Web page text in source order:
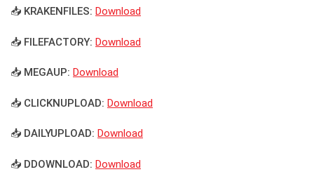
📥 KRAKENFILES: Download
📥 FILEFACTORY: Download
📥 MEGAUP: Download
📥 CLICKNUPLOAD: Download
📥 DAILYUPLOAD: Download
📥 DDOWNLOAD: Download